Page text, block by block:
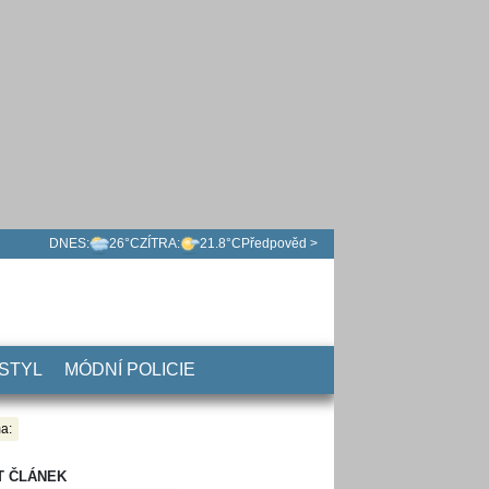
DNES: 26°CZÍTRA: 21.8°C Předpověd >
MÓDNÍ POLICIE
ČLÁNEK